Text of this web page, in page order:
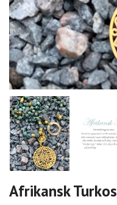
Afrikansk Turkos